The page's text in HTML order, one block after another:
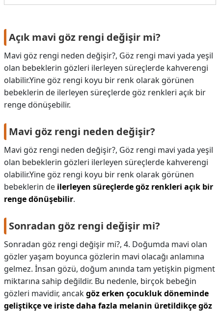
Açık mavi göz rengi değişir mi?
Mavi göz rengi neden değişir?, Göz rengi mavi yada yeşil
olan bebeklerin gözleri ilerleyen süreçlerde kahverengi
olabilir.Yine göz rengi koyu bir renk olarak görünen
bebeklerin de ilerleyen süreçlerde göz renkleri açık bir
renge dönüşebilir.
Mavi göz rengi neden değişir?
Mavi göz rengi neden değişir?, Göz rengi mavi yada yeşil
olan bebeklerin gözleri ilerleyen süreçlerde kahverengi
olabilir.Yine göz rengi koyu bir renk olarak görünen
bebeklerin de ilerleyen süreçlerde göz renkleri açık bir
renge dönüşebilir.
Sonradan göz rengi değişir mi?
Sonradan göz rengi değişir mi?, 4. Doğumda mavi olan
gözler yaşam boyunca gözlerin mavi olacağı anlamına
gelmez. İnsan gözü, doğum anında tam yetişkin pigment
miktarına sahip değildir. Bu nedenle, birçok bebeğin
gözleri mavidir, ancakgöz erken çocukluk döneminde
geliştikçe ve iriste daha fazla melanin üretildikçe göz